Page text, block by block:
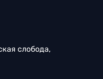
слобода,